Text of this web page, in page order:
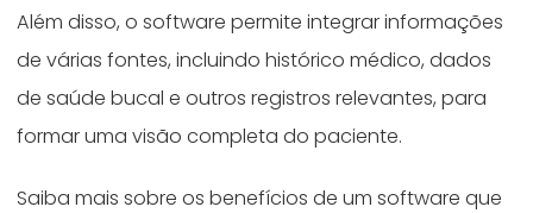
Além disso, o software permite integrar informações
de várias fontes, incluindo histórico médico, dados
de saúde bucal e outros registros relevantes, para
formar uma visão completa do paciente.
Saiba mais sobre os benefícios de um software que